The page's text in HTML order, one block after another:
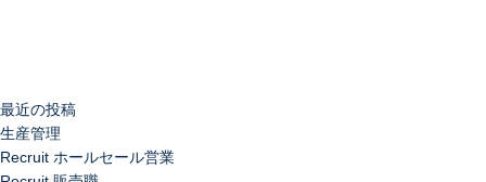
最近の投稿
生産管理
Recruit ホールセール営業